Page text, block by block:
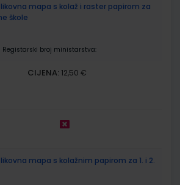
likovna mapa s kolaž i raster papirom za
škole
Registarski broj ministarstva:
CIJENA: 12,50 €
likovna mapa s kolažnim papirom za 1. i 2.